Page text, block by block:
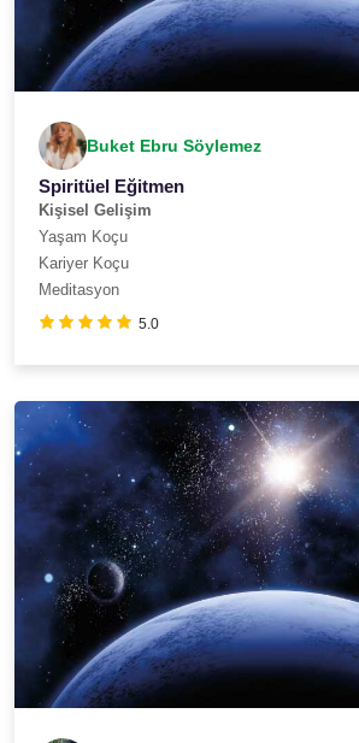
Buket Ebru Söylemez
Spiritüel Eğitmen
Kişisel Gelişim
Yaşam Koçu
Kariyer Koçu
Meditasyon
5.0